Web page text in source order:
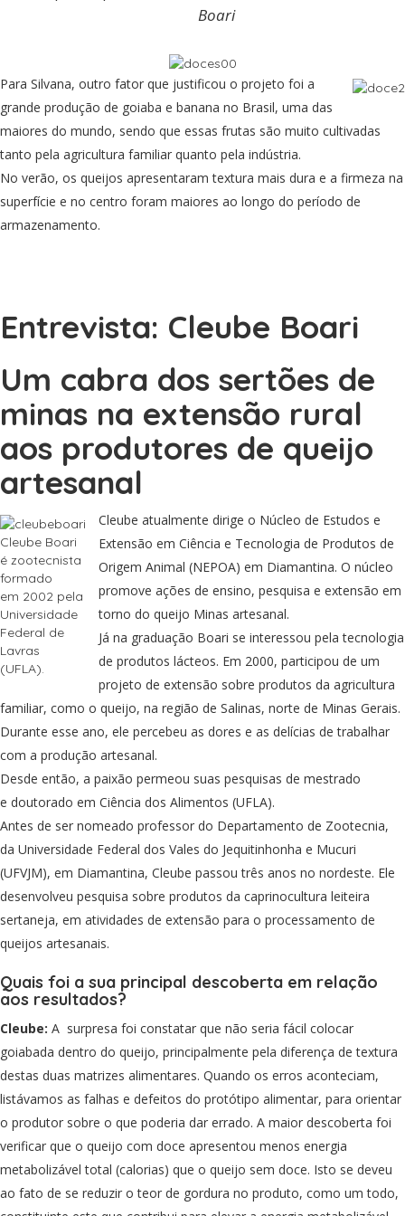
Boari
Para Silvana, outro fator que justificou o projeto foi a
grande produção de goiaba e banana no Brasil, uma das
maiores do mundo, sendo que essas frutas são muito cultivadas
tanto pela agricultura familiar quanto pela indústria.
No verão, os queijos apresentaram textura mais dura e a firmeza na
superfície e no centro foram maiores ao longo do período de
armazenamento.
Entrevista: Cleube Boari
Um cabra dos sertões de
minas na extensão rural
aos produtores de queijo
artesanal
Cleube Boari
é zootecnista
formado
em 2002 pela
Universidade
Federal de
Lavras
(UFLA).
Cleube atualmente dirige o Núcleo de Estudos e
Extensão em Ciência e Tecnologia de Produtos de
Origem Animal (NEPOA) em Diamantina. O núcleo
promove ações de ensino, pesquisa e extensão em
torno do queijo Minas artesanal.
Já na graduação Boari se interessou pela tecnologia
de produtos lácteos. Em 2000, participou de um
projeto de extensão sobre produtos da agricultura
familiar, como o queijo, na região de Salinas, norte de Minas Gerais.
Durante esse ano, ele percebeu as dores e as delícias de trabalhar
com a produção artesanal.
Desde então, a paixão permeou suas pesquisas de mestrado
e doutorado em Ciência dos Alimentos (UFLA).
Antes de ser nomeado professor do Departamento de Zootecnia,
da Universidade Federal dos Vales do Jequitinhonha e Mucuri
(UFVJM), em Diamantina, Cleube passou três anos no nordeste. Ele
desenvolveu pesquisa sobre produtos da caprinocultura leiteira
sertaneja, em atividades de extensão para o processamento de
queijos artesanais.
Quais foi a sua principal descoberta em relação
aos resultados?
Cleube: A surpresa foi constatar que não seria fácil colocar
goiabada dentro do queijo, principalmente pela diferença de textura
destas duas matrizes alimentares. Quando os erros aconteciam,
listávamos as falhas e defeitos do protótipo alimentar, para orientar
o produtor sobre o que poderia dar errado. A maior descoberta foi
verificar que o queijo com doce apresentou menos energia
metabolizável total (calorias) que o queijo sem doce. Isto se deveu
ao fato de se reduzir o teor de gordura no produto, como um todo,